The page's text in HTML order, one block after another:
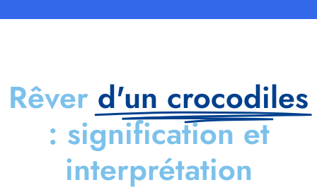
Rêver d'un crocodiles
: signification et
interprétation